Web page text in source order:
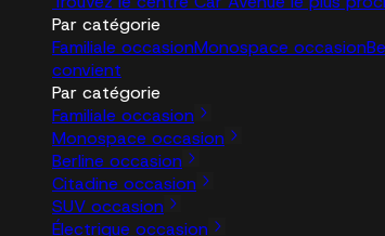
Par catégorie
Familiale occasionMonospace occasion
convient
Par catégorie
Familiale occasion
Monospace occasion
Berline occasion
Citadine occasion
SUV occasion
Électrique occasion